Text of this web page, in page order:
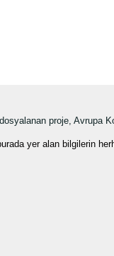
proje, Avrupa
bilgilerin herhangi